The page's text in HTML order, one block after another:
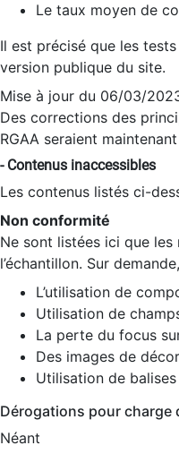
Le taux moyen de
Il est précisé que les
version publique du site.
Mise à jour du 06/03/
Des corrections des
RGAA seraient
- Contenus inaccessibles
Les contenus listés ci-
Non conformité
Ne sont listées ici que
l’échantillon. Sur
L’utilisation de
Utilisation de
La perte du focus
Des images de
Utilisation de
Dérogations pour
Néant